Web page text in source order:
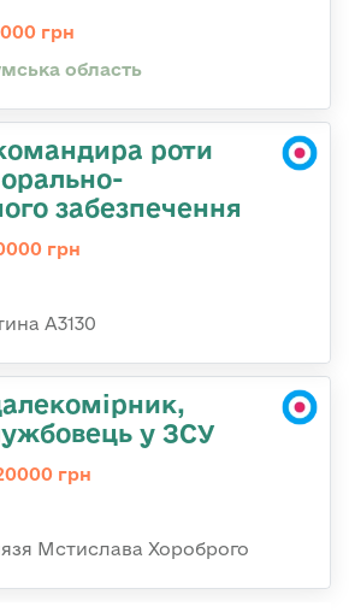
грн
область
роти
забезпечення
грн
А3130
у ЗСУ
грн
Мстислава Хороброго